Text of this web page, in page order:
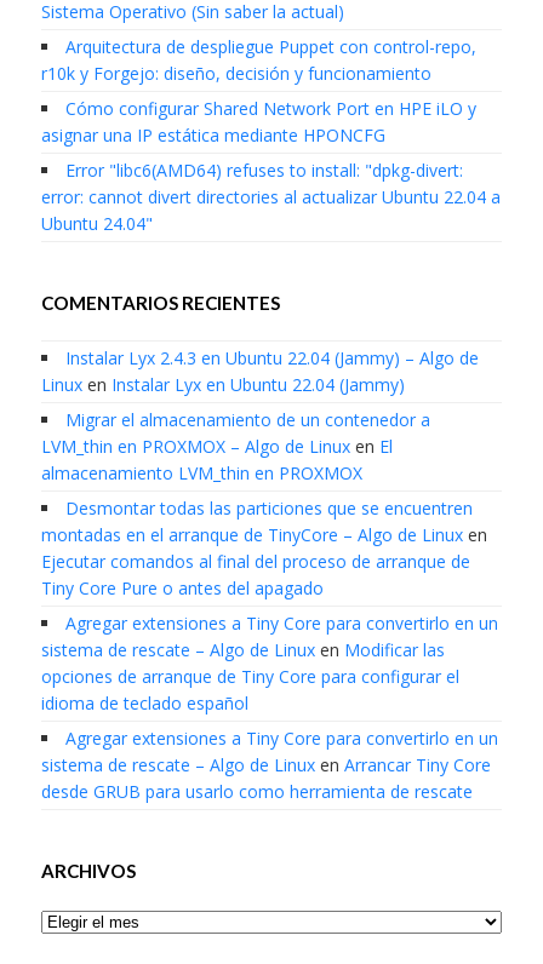
Sistema Operativo (Sin saber la actual)
Arquitectura de despliegue Puppet con control-repo,
r10k y Forgejo: diseño, decisión y funcionamiento
Cómo configurar Shared Network Port en HPE iLO y
asignar una IP estática mediante HPONCFG
Error "libc6(AMD64) refuses to install: "dpkg-divert:
error: cannot divert directories al actualizar Ubuntu 22.04 a
Ubuntu 24.04"
COMENTARIOS RECIENTES
Instalar Lyx 2.4.3 en Ubuntu 22.04 (Jammy) – Algo de
Linuxen Instalar Lyx en Ubuntu 22.04 (Jammy)
Migrar el almacenamiento de un contenedor a
LVM_thin en PROXMOX – Algo de Linuxen El
almacenamiento LVM_thin en PROXMOX
Desmontar todas las particiones que se encuentren
montadas en el arranque de TinyCore – Algo de Linuxen
Ejecutar comandos al final del proceso de arranque de
Tiny Core Pure o antes del apagado
Agregar extensiones a Tiny Core para convertirlo en un
sistema de rescate – Algo de Linuxen Modificar las
opciones de arranque de Tiny Core para configurar el
idioma de teclado español
Agregar extensiones a Tiny Core para convertirlo en un
sistema de rescate – Algo de Linuxen Arrancar Tiny Core
desde GRUB para usarlo como herramienta de rescate
ARCHIVOS
Archivos